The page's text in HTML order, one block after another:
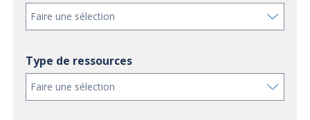
Faire une sélection
Type de ressources
Faire une sélection